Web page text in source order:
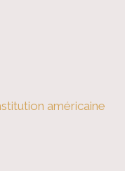
américaine